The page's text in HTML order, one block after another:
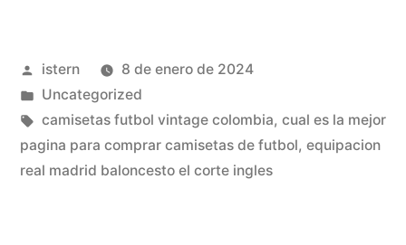
nba
baratas»
Publicado
por
istern
8 de enero de 2024
Publicado
en
Uncategorized
Etiquetas:
camisetas futbol vintage colombia, cual es la mejor
pagina para comprar camisetas de futbol, equipacion
real madrid baloncesto el corte ingles